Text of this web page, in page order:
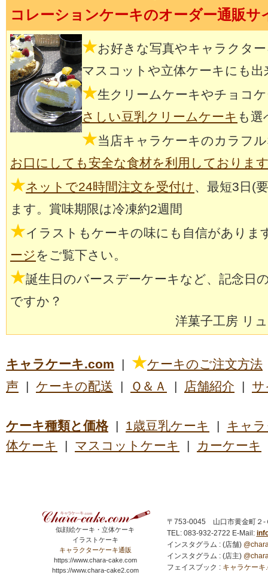
コレーションケーキのオーダー通販サ
★お好きな写真やキャラクタ
マスコットや立体ケーキにも出
★生クリームケーキやチョコ
さしい豆乳クリームケーキ も選
★当店キャラケーキのカラフ
お口にしても安全な食材を利用しておりま
★ネットで24時間注文を受付け、最短3日(
ます。賞味期限は冷凍約2週間
★イラストもケーキの味にも自信がありま
ージをご覧下さい。
★誕生日のバースデーケーキなど、記念日
ですか？
洋菓子工房 リ
キャラケーキ.com | ★ケーキのご注文方法
声 | ケーキの配送 | Ｑ＆Ａ | 店舗紹介 | サ
ケーキ種類と価格| 1歳豆乳ケーキ | キャ
体ケーキ
| マスコットケーキ | カーケーキ
似顔絵ケーキ・立体ケーキ
イラストケーキ
キャラクターケーキ通販
https://www.chara-cake.com
https://www.chara-cake2.com
〒753-0045 山口市黄金町
TEL: 083-932-2722 E-Mail:
インスタグラム : (店舗)
インスタグラム : (店主)
フェイスブック : キャラケー